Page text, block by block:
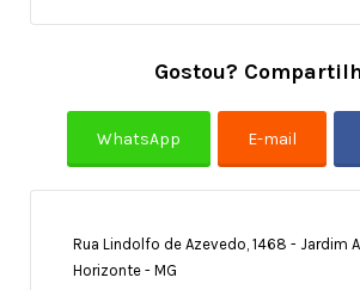
Gostou?
Rua Lindolfo de Azevedo, 1468 - Jardim
Horizonte - MG